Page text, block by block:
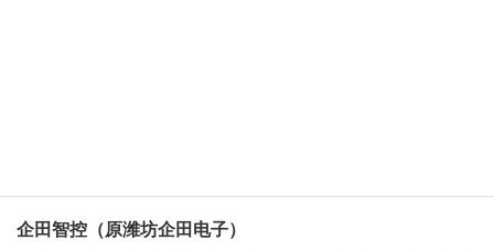
企田智控（原潍坊企田电子）